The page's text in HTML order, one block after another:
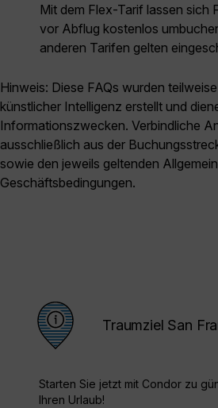
Mit dem Flex-Tarif lassen sich
vor Abflug kostenlos
anderen Tarifen gelten
Hinweis: Diese FAQs wurden
künstlicher Intelligenz erstellt und
Informationszwecken. Verbindliche
ausschließlich aus der
sowie den jeweils geltenden
Geschäftsbedingungen.
Traumziel San
Starten Sie jetzt mit Condor zu
Ihren Urlaub!